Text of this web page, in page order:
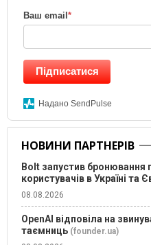
Ваш email *
Підписатися
Надано SendPulse
НОВИНИ ПАРТНЕРІВ
Bolt запустив бронювання
користувачів в Україні та
08.08.2026
OpenAI відповіла на
таємниць (founder.ua)